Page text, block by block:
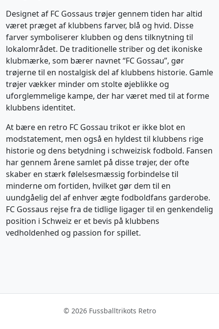
Designet af FC Gossaus trøjer gennem tiden har altid
været præget af klubbens farver, blå og hvid. Disse
farver symboliserer klubben og dens tilknytning til
lokalområdet. De traditionelle striber og det ikoniske
klubmærke, som bærer navnet “FC Gossau”, gør
trøjerne til en nostalgisk del af klubbens historie. Gamle
trøjer vækker minder om stolte øjeblikke og
uforglemmelige kampe, der har været med til at forme
klubbens identitet.
At bære en retro FC Gossau trikot er ikke blot en
modstatement, men også en hyldest til klubbens rige
historie og dens betydning i schweizisk fodbold. Fansen
har gennem årene samlet på disse trøjer, der ofte
skaber en stærk følelsesmæssig forbindelse til
minderne om fortiden, hvilket gør dem til en
uundgåelig del af enhver ægte fodboldfans garderobe.
FC Gossaus rejse fra de tidlige ligager til en genkendelig
position i Schweiz er et bevis på klubbens
vedholdenhed og passion for spillet.
© 2026 Fussballtrikots Retro